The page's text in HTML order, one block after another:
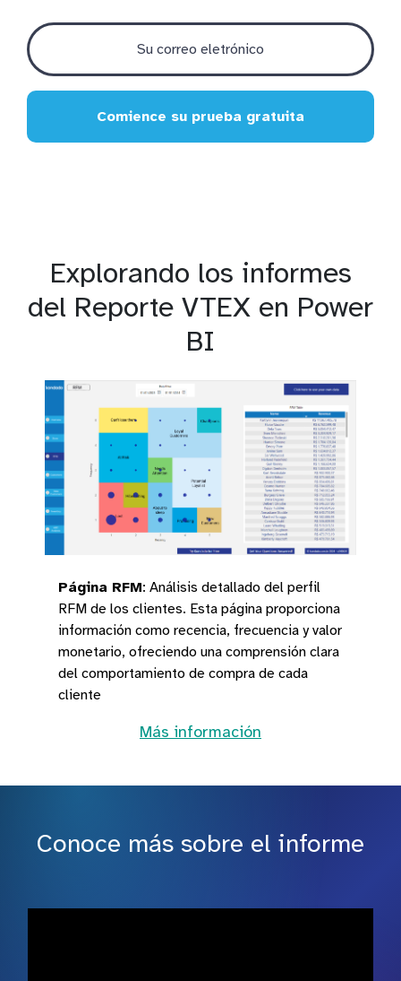
Comience su prueba gratuita
Explorando los informes
del Reporte VTEX en Power
BI
Página RFM: Análisis detallado del perfil
RFM de los clientes. Esta página proporciona
información como recencia, frecuencia y valor
monetario, ofreciendo una comprensión clara
del comportamiento de compra de cada
cliente
Más información
Conoce más sobre el informe